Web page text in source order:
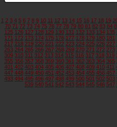
1 2 3 4 5 6 7 8 9 10 11 12 13 14 15 16 17 18 19
70 71 72 73 74 75 76 77 78 79 80 81 82 83 84
125 126 127 128 129 130 131 132 133 134 135
171 172 173 174 175 176 177 178 179 180 181
217 218 219 220 221 222 223 224 225 226 227
263 264 265 266 267 268 269 270 271 272 273
309 310 311 312 313 314 315 316 317 318 319
355 356 357 358 359 360 361 362 363 364 365
401 402 403 404 405 406 407 408 409 410 411
447 448 449 450 451 452 453 454 455 456 457
493 494 495 496 497 498 499 500 501 502 503
539 540 541 542 543 544 545 546 547